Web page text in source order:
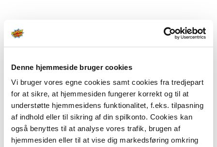
Denne hjemmeside bruger cookies
Vi bruger vores egne cookies samt cookies fra tredjepart
for at sikre, at hjemmesiden fungerer korrekt og til at
understøtte hjemmesidens funktionalitet, f.eks. tilpasning
af indhold eller til sikring af din spilkonto. Cookies kan
også benyttes til at analyse vores trafik, brugen af
hjemmesiden eller til at vise dig markedsføring omkring